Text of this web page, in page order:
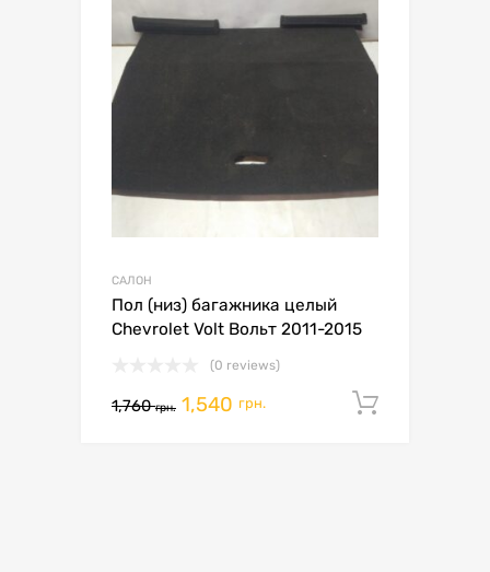
САЛОН
Пол (низ) багажника целый
Chevrolet Volt Вольт 2011-2015
(0 reviews)
1,760грн. 1,540 грн.